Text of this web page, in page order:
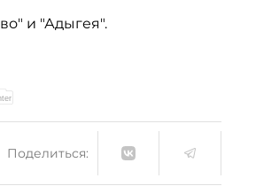
и "Адыгея".
Поделиться: